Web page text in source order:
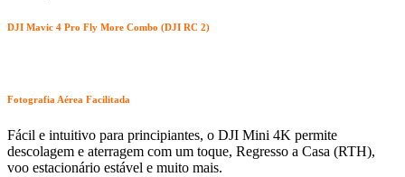
DJI Mavic 4 Pro Fly More Combo (DJI RC 2)
Fotografia Aérea Facilitada
Fácil e intuitivo para principiantes, o DJI Mini 4K permite
descolagem e aterragem com um toque, Regresso a Casa (RTH),
voo estacionário estável e muito mais.